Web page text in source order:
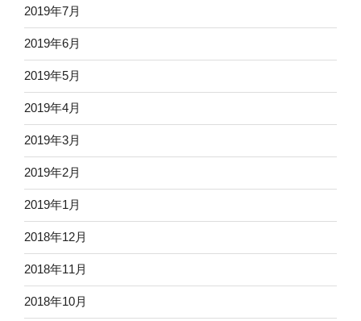
2019年7月
2019年6月
2019年5月
2019年4月
2019年3月
2019年2月
2019年1月
2018年12月
2018年11月
2018年10月